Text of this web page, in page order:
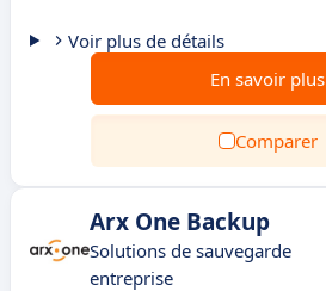
Voir plus de détails
En savoir plus
Comparer
Arx One Backup
Solutions de sauvegarde
entreprise